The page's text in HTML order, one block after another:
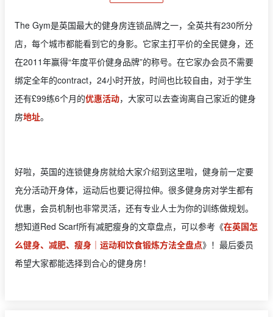
The Gym是英国最大的健身房连锁品牌之一，全英共有230所分
店，每个城市都能看到它的身影。它家主打平价的全民健身，还
在2011年赢得“年度平价健身品牌”的称号。在它家办会员不需要
绑定全年的contract，24小时开放，时间也比较自由，对于学生
还有£99练6个月的优惠活动，大家可以去查询离自己家近的健身
房地址。
好啦，英国的连锁健身房就给大家介绍到这里啦，健身前一定要
充分活动开身体，运动后也要记得拉伸。很多健身房对学生都有
优惠，会员机制也非常灵活，还有专业人士为你的训练做规划。
想知道Red Scarf所有减肥瘦身的文章盘点，可以参考《在英国怎
么健身、减肥、瘦身｜运动和饮食锻炼方法全盘点》！最后委员
希望大家都能选择到合心的健身房！